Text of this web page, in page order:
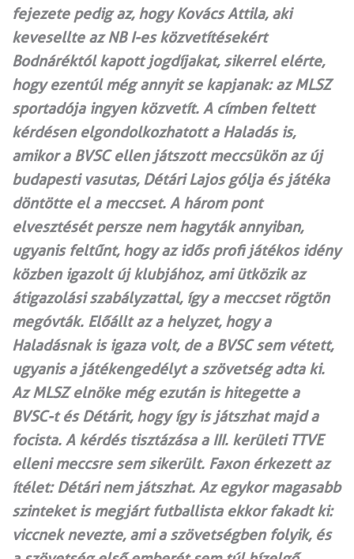
fejezete pedig az, hogy Kovács Attila, aki
kevesellte az NB I-es közvetítésekért
Bodnáréktól kapott jogdíjakat, sikerrel elérte,
hogy ezentúl még annyit se kapjanak: az MLSZ
sportadója ingyen közvetít. A címben feltett
kérdésen elgondolkozhatott a Haladás is,
amikor a BVSC ellen játszott meccsükön az új
budapesti vasutas, Détári Lajos gólja és játéka
döntötte el a meccset. A három pont
elvesztését persze nem hagyták annyiban,
ugyanis feltűnt, hogy az idős profi játékos idény
közben igazolt új klubjához, ami ütközik az
átigazolási szabályzattal, így a meccset rögtön
megóvták. Előállt az a helyzet, hogy a
Haladásnak is igaza volt, de a BVSC sem vétett,
ugyanis a játékengedélyt a szövetség adta ki.
Az MLSZ elnöke még ezután is hitegette a
BVSC-t és Détárit, hogy így is játszhat majd a
focista. A kérdés tisztázása a III. kerületi TTVE
elleni meccsre sem sikerült. Faxon érkezett az
ítélet: Détári nem játszhat. Az egykor magasabb
szinteket is megjárt futballista ekkor fakadt ki:
viccnek nevezte, ami a szövetségben folyik, és